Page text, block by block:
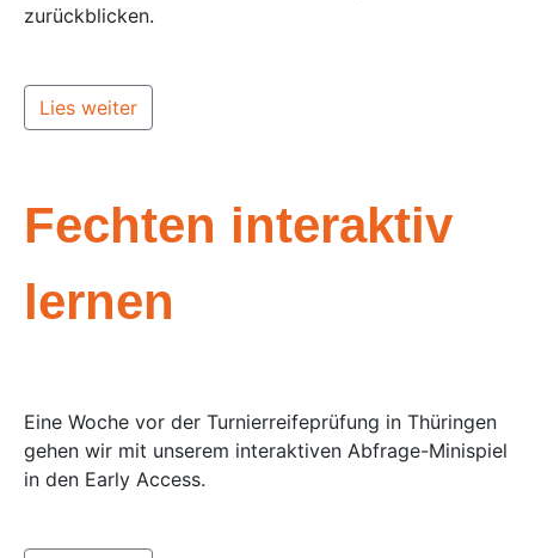
zurückblicken.
Lies weiter
Fechten interaktiv
lernen
Eine Woche vor der Turnierreifeprüfung in Thüringen
gehen wir mit unserem interaktiven Abfrage-Minispiel
in den Early Access.